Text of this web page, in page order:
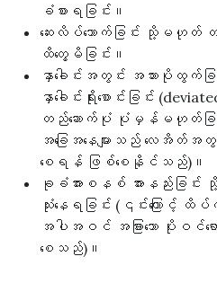
ခံစားရခြင်း။
ဆေးလိပ်သောက်ခြင်း သို့မဟုတ်
ထိတွေ့မိခြင်း။
နှာခေါင်းအတွင်း အသားပိုထွက်
နှာခေါင်းရိုးစောင်းခြင်း
တည်ဆောက်ပုံ ပုံမှန်မဟုတ်ခြင်းမ
အခြေအနေများသည် လေအိတ်အ
စေရန် ဖြစ်စေနိုင်သည်)။
ခုခံအားစနစ် အားနည်းခြင်း သို့
သုံးနေရခြင်း (၎င်းကြောင့်
အပါအဝင် အခြားသော ပိုးဝ
စေသည်)။